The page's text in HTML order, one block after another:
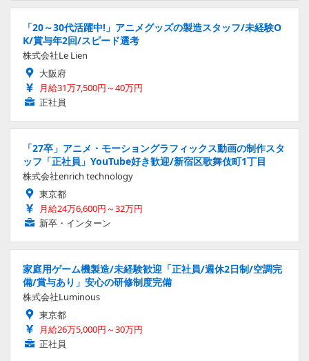
「20～30代活躍中!」アニメグッズの製造スタッフ/未経験O
K/賞与年2回/スピード選考
株式会社Le Lien
大阪府
月給31万7,500円～40万円
正社員
「27卒」アニメ・モーショングラフィックス動画の制作スタ
ッフ「正社員」YouTube好き歓迎/新宿区歌舞伎町1丁目
株式会社enrich technology
東京都
月給24万6,600円～32万円
新卒・インターン
家庭用ゲーム機製造/未経験歓迎「正社員/週休2日制/空調完
備/賞与あり」安心の研修制度完備
株式会社Luminous
東京都
月給26万5,000円～30万円
正社員